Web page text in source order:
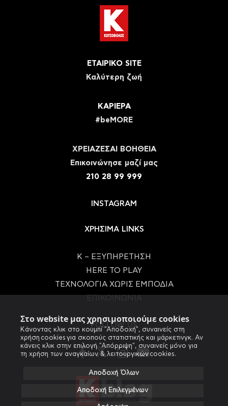
Στο website μας χρησιμοποιούμε cookies
Κάνοντας κλικ στο κουμπί "Αποδοχή", συναινείς στη
χρήση cookies για σκοπούς στατιστικής και μάρκετινγκ. Αν
κάνεις κλικ στην επιλογή "Απόρριψη", συναινείς μόνο για
τη χρήση των αναγκαίων & λειτουργικών cookies.
Αποδοχή Όλων
Αποδοχή Επιλεγμένων
ΕΤΑΙΡΙΚΟ SITE
Καλύτερη ζωή
ΚΑΡΙΕΡΑ
#beMORE
ΧΡΕΙΑΖΕΣΑΙ ΒΟΗΘΕΙΑ
Eπικοινώνησε μαζί μας
210 28 99 999
INSTAGRAM
ΧΡΗΣΙΜΑ LINKS
Κ – ΕΞΥΠΗΡΕΤΗΣΗ
HERE TO PLAY
ΤΕΧΝΟΛΟΓΙΑ ΧΩΡΙΣ ΕΜΠΟΔΙΑ
FOLLOW US